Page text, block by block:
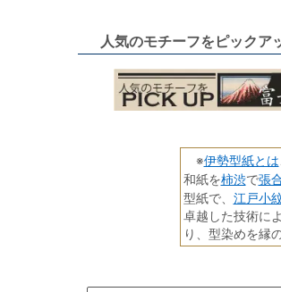
人気のモチーフをピックア
※伊勢型紙とは
和紙を柿渋で張
型紙で、 江戸小
卓越した技術に
り、型染めを縁